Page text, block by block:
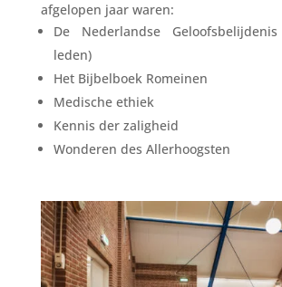
afgelopen jaar waren:
De Nederlandse
leden)
Het Bijbelboek Romeinen
Medische ethiek
Kennis der zaligheid
Wonderen des Allerhoogsten